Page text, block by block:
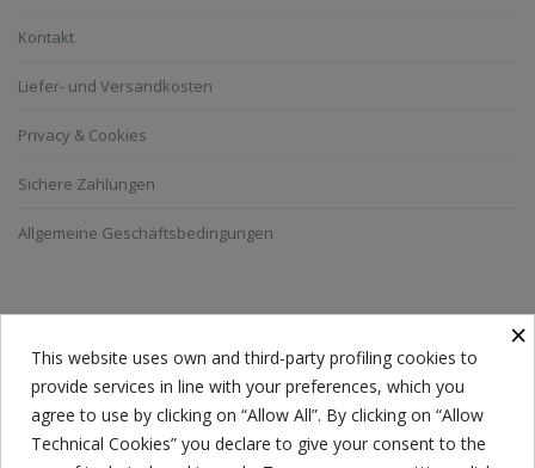
Kontakt
Liefer- und Versandkosten
Privacy & Cookies
Sichere Zahlungen
Allgemeine Geschäftsbedingungen
NEWSLETTER ABONNIEREN
Jeder hat eine Wahl. Ich nehme meine Wahl, blitzsauber.
×
This website uses own and third-party profiling cookies to
provide services in line with your preferences, which you
agree to use by clicking on “Allow All”. By clicking on “Allow
Technical Cookies” you declare to give your consent to the